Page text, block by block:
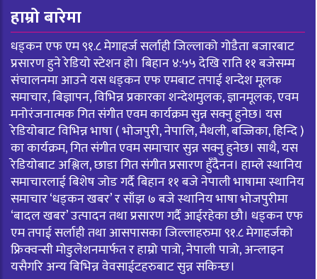
हाम्रो बारेमा
धड्कन एफ एम ९१.८ मेगाहर्ज सर्लाही जिल्लाको गोडैता बजारबाट
प्रसारण हुने रेडियो स्टेशन हो। बिहान ४:५५ देखि राति ११ बजेसम्म
संचालनमा आउने यस धड्कन एफ एमबाट तपाई शन्देश मूलक
समाचार, बिज्ञापन, विभिन्न प्रकारका शन्देशमुलक, ज्ञानमूलक, एवम
मनोरंजनात्मक गित संगीत एवम कार्यक्रम सुन्न सक्नु हुनेछ। यस
रेडियोबाट विभिन्न भाषा ( भोजपुरी, नेपालि, मैथली, बज्जिका, हिन्दि )
का कार्यक्रम, गित संगीत एवम समाचार सुन्न सक्नु हुनेछ। साथै, यस
रेडियोबाट अश्लिल, छाडा गित संगीत प्रसारण हुँदैनन। हाम्ले स्थानिय
समाचारलाई बिशेष जोड गर्दै बिहान ११ बजे नेपाली भाषामा स्थानिय
समाचार ‘धड्कन खबर’ र साँझ ७ बजे स्थानिय भाषा भोजपुरीमा
‘बादल खबर’ उत्पादन तथा प्रसारण गर्दै आईरहेका छौ। धड्कन एफ
एम तपाई सर्लाही तथा आसपासका जिल्लाहरुमा ९१.८ मेगाहर्जको
फ्रिक्वन्सी मोडुलेशनमार्फत र हाम्रो पात्रो, नेपाली पात्रो, अन्लाइन
यसैगरि अन्य बिभिन्न वेवसाईटहरुबाट सुन्न सकिन्छ।